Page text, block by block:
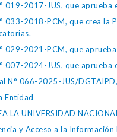
019-2017-JUS, que
033-2018-PCM, que crea la
029-2021-PCM, que
007-2024-JUS, que aprueba
N° 066-2025-JUS/
Entidad
LA UNIVERSIDAD
y Acceso a la Información